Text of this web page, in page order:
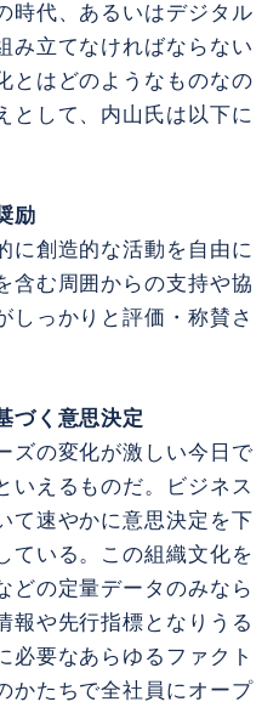
時代、あるいはデジタル
み立てなければならない
とはどのようなものなの
として、内山氏は以下に
励
に創造的な活動を自由に
含む周囲からの支持や協
しっかりと評価・称賛さ
づく意思決定
ズの変化が激しい今日で
いえるものだ。ビジネス
て速やかに意思決定を下
ている。この組織文化を
どの定量データのみなら
報や先行指標となりうる
必要なあらゆるファクト
かたちで全社員にオープ